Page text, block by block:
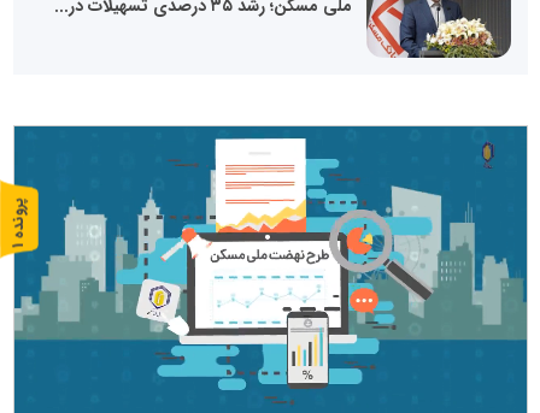
ملی مسکن؛ رشد ۳۵ درصدی تسهیلات در...
پ
ر
و
ن
د
ه
1